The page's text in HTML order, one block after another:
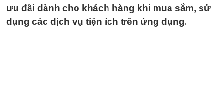
ưu đãi dành cho khách hàng khi mua sắm, sử
dụng các dịch vụ tiện ích trên ứng dụng.